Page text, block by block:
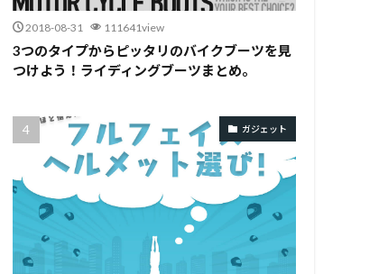
2018-08-31 111641view
3つのタイプからピッタリのバイクブーツを見
つけよう！ライディングブーツまとめ。
ガジェット